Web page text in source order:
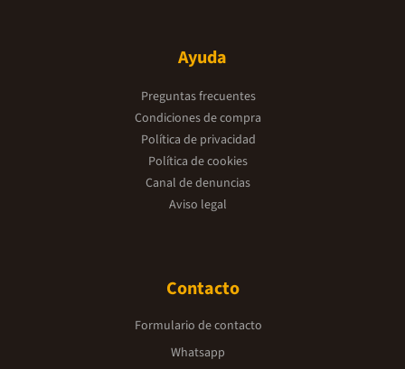
Ayuda
Preguntas frecuentes
Condiciones de compra
Política de privacidad
Política de cookies
Canal de denuncias
Aviso legal
Contacto
Formulario de contacto
Whatsapp